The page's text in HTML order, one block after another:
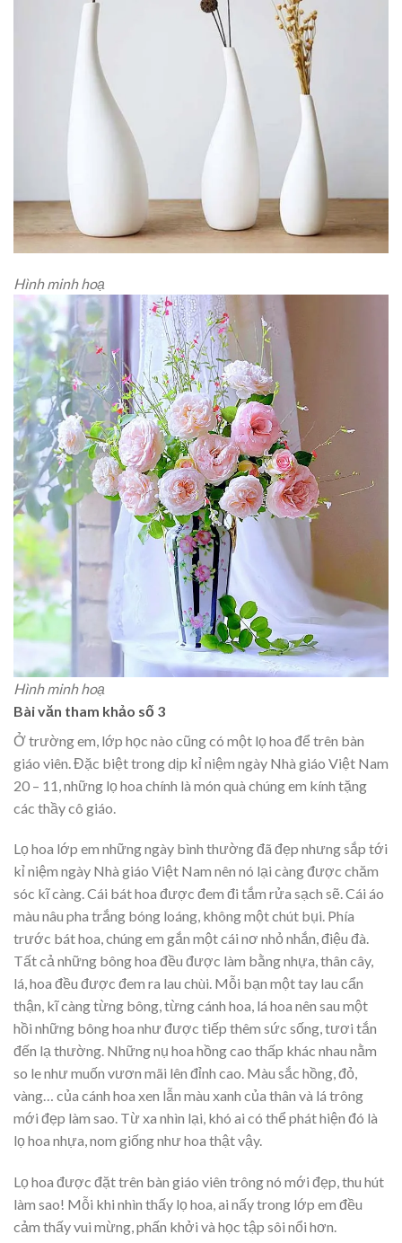
Hình minh hoạ
Hình minh hoạ
Bài văn tham khảo số 3
Ở trường em, lớp học nào cũng có một lọ hoa để trên bàn
giáo viên. Đặc biệt trong dịp kỉ niệm ngày Nhà giáo Việt Nam
20 – 11, những lọ hoa chính là món quà chúng em kính tặng
các thầy cô giáo.
Lọ hoa lớp em những ngày bình thường đã đẹp nhưng sắp tới
kỉ niệm ngày Nhà giáo Việt Nam nên nó lại càng được chăm
sóc kĩ càng. Cái bát hoa được đem đi tắm rửa sạch sẽ. Cái áo
màu nâu pha trắng bóng loáng, không một chút bụi. Phía
trước bát hoa, chúng em gắn một cái nơ nhỏ nhắn, điệu đà.
Tất cả những bông hoa đều được làm bằng nhựa, thân cây,
lá, hoa đều được đem ra lau chùi. Mỗi bạn một tay lau cẩn
thận, kĩ càng từng bông, từng cánh hoa, lá hoa nên sau một
hồi những bông hoa như được tiếp thêm sức sống, tươi tắn
đến lạ thường. Những nụ hoa hồng cao thấp khác nhau nằm
so le như muốn vươn mãi lên đỉnh cao. Màu sắc hồng, đỏ,
vàng… của cánh hoa xen lẫn màu xanh của thân và lá trông
mới đẹp làm sao. Từ xa nhìn lại, khó ai có thể phát hiện đó là
lọ hoa nhựa, nom giống như hoa thật vậy.
Lọ hoa được đặt trên bàn giáo viên trông nó mới đẹp, thu hút
làm sao! Mỗi khi nhìn thấy lọ hoa, ai nấy trong lớp em đều
cảm thấy vui mừng, phấn khởi và học tập sôi nổi hơn.